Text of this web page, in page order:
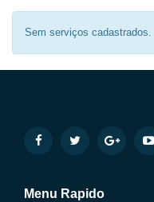
Sem serviços cadastrados.
Menu Rapido